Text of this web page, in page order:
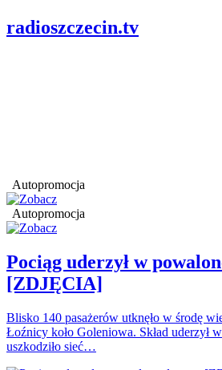
radioszczecin.tv
Autopromocja
Autopromocja
Pociąg uderzył w
[ZDJĘCIA]
Blisko 140 pasażerów utknęło w środę
Łoźnicy koło Goleniowa. Skład uderzył
uszkodziło sieć…